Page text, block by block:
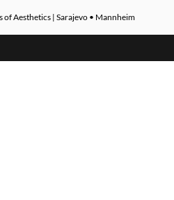
of Aesthetics | Sarajevo • Mannheim